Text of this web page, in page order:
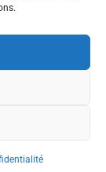
- Photographe